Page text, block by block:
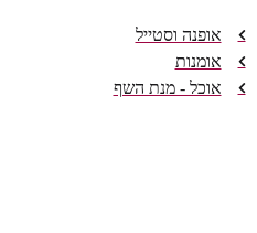
אופנה וסטייל
אומנות
אוכל - מנת השף